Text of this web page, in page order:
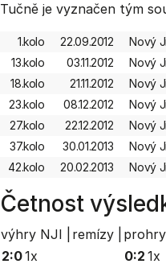
Tučně je vyznačen tým
1.kolo 22.09.2012 Nový
13.kolo
03.11.2012 Nový
18.kolo
21.11.2012 Nový
23.kolo
08.12.2012 Nový
27.kolo
22.12.2012 Nový
37.kolo
30.01.2013 Nový
42.kolo
20.02.2013 Nový
Četnost
výhry NJI | remízy |
2:01x
0:2 1x